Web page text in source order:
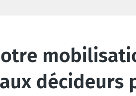
décideurs